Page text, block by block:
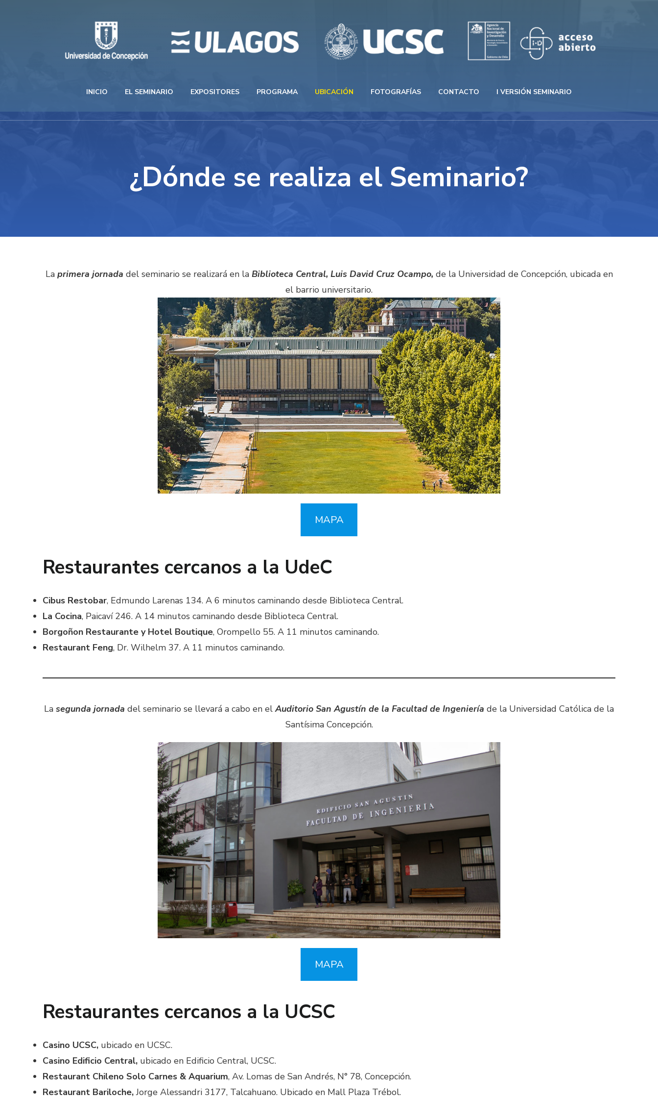
INICIO EL SEMINARIO EXPOSITORES PROGRAMA UBICACIÓN FOTOGRAFÍAS CONTACTO I VERSIÓN SEMINARIO
¿Dónde se realiza el Seminario?
La primera jornada del seminario se realizará en la Biblioteca Central, Luis David Cruz Ocampo, de la Universidad de Concepción, ubicada en
el barrio universitario.
MAPA
Restaurantes cercanos a la UdeC
Cibus Restobar, Edmundo Larenas 134. A 6 minutos caminando desde Biblioteca Central.
La Cocina, Paicaví 246. A 14 minutos caminando desde Biblioteca Central.
Borgoñon Restaurante y Hotel Boutique, Orompello 55. A 11 minutos caminando.
Restaurant Feng, Dr. Wilhelm 37. A 11 minutos caminando.
La segunda jornada del seminario se llevará a cabo en elAuditorio San Agustín de la Facultad de Ingeniería de la Universidad Católica de la
Santísima Concepción.
MAPA
Restaurantes cercanos a la UCSC
Casino UCSC, ubicado en UCSC.
Casino Edificio Central, ubicado en Edificio Central, UCSC.
Restaurant Chileno Solo Carnes & Aquarium, Av. Lomas de San Andrés, N° 78, Concepción.
Restaurant Bariloche,Jorge Alessandri 3177, Talcahuano. Ubicado en Mall Plaza Trébol.